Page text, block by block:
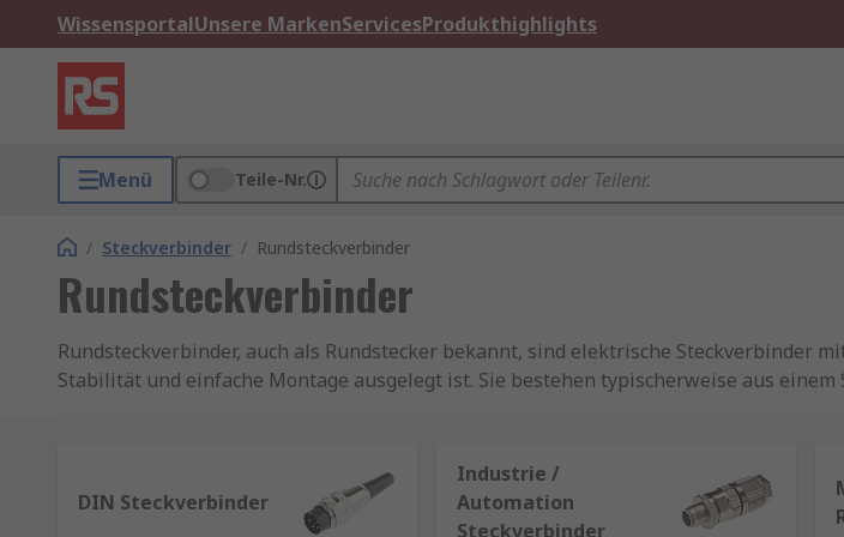
WissensportalUnsere MarkenServicesProdukthighlights
Menü Teile-Nr.
/ Steckverbinder / Rundsteckverbinder
Rundsteckverbinder
Rundsteckverbinder, auch als Rundstecker bekannt, sind elektrische Steckverbinder mit einem runden Gehäuse, das für hohe mechanische
Stabilität und einfache Montage ausgelegt ist. Sie bestehen typischerweise aus
Industrieautomation und Maschinenbau
DIN Steckverbinder
Industrie /
Automation
Steckverbinder